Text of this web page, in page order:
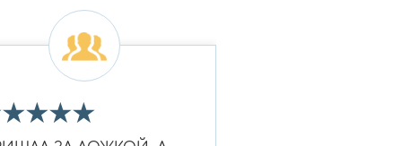
★★★★